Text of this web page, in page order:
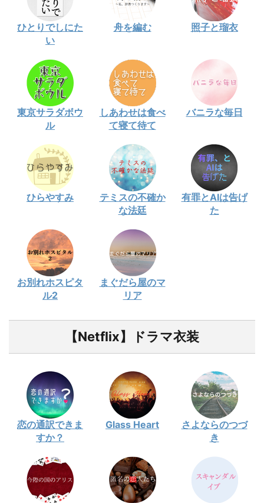
ひとりでしにた
い
舟を編む 照子と瑠衣
東京サラダボウ
ル
しあわせは食べ
て寝て待て
バニラな毎日
ひらやすみ
テミスの不確か
な法廷
有罪とAIは告げ
た
お別れホスピタ
ル2
まぐだら屋のマ
リア
【Netflix】ドラマ衣装
恋の通訳できま
すか？
Glass Heart
さよならのつづ
き